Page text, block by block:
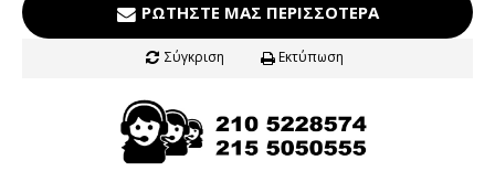
ΡΩΤΉΣΤΕ ΜΑΣ ΠΕΡΙΣΣΌΤΕΡΑ
Σύγκριση Εκτύπωση